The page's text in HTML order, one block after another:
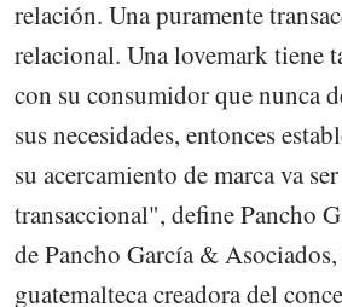
relación. Una puramente
relacional. Una lovemark tiene
con su consumidor que nunca
sus necesidades, entonces
su acercamiento de marca va
transaccional", define Pancho
de Pancho García & Asociados,
guatemalteca creadora del